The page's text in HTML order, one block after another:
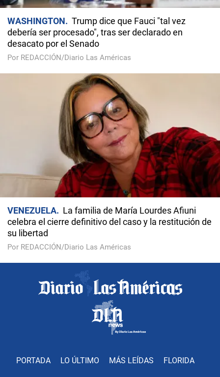
WASHINGTON
Trump dice que Fauci "tal vez
debería ser procesado", tras ser declarado en
desacato por el Senado
Por REDACCIÓN/Diario Las Américas
VENEZUELA
La familia de María Lourdes Afiuni
celebra el cierre definitivo del caso y la restitución de
su libertad
Por REDACCIÓN/Diario Las Américas
PORTADA LO ÚLTIMO MÁS LEÍDAS FLORIDA